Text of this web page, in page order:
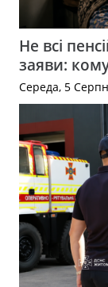
Не всі
заяви:
Середа, 5